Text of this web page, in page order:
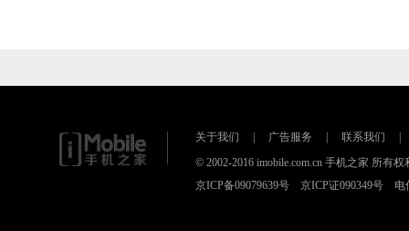
关于我们 广告服务 联系我们
© 2002-2016 imobile.com.cn 手机之家 所有权
京ICP备09079639号 京ICP证090349号 电